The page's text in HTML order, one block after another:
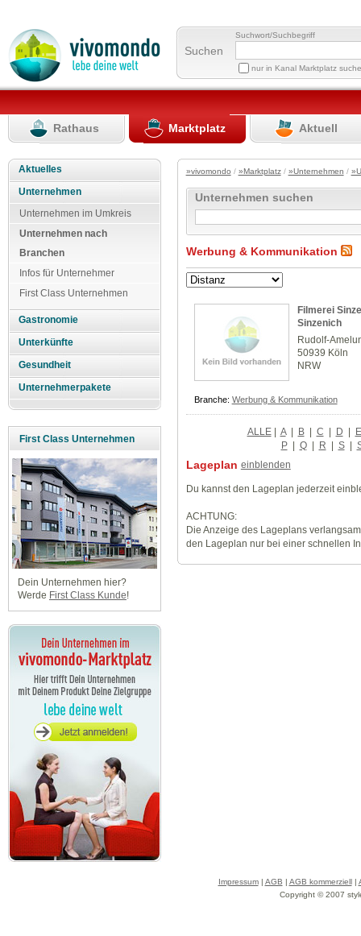
Suchen
Suchwort/Suchbegriff
nur in Kanal Marktplatz
Rathaus Marktplatz Aktuell
Aktuelles
Unternehmen
Unternehmen im Umkreis
Unternehmen nach
Branchen
Infos für Unternehmer
First Class Unternehmen
Gastronomie
Unterkünfte
Gesundheit
Unternehmerpakete
First Class Unternehmen
Dein Unternehmen hier?
Werde First Class Kunde!
»vivomondo / »Marktplatz/ »Unternehmen /
Unternehmen suchen
Werbung & Kommunikation
Filmerei
Sinzenich
Rudolf-
50939 Köln
NRW
Branche: Werbung & Kommunikation
ALLE| A | B | C | D | E
P | Q | R | S |
Lageplan einblenden
Du kannst den Lageplan jederzeit
ACHTUNG:
Die Anzeige des Lageplans
den Lageplan nur bei einer schnellen
Impressum| AGB | AGB kommerziell|
Copyright © 2007